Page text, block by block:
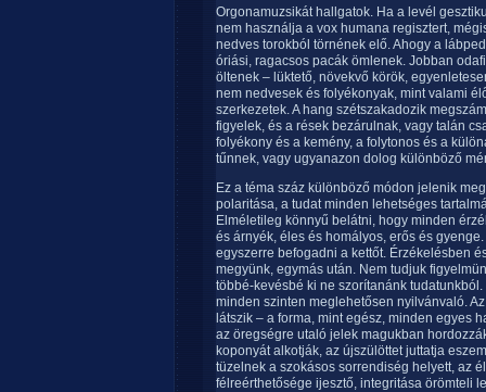
Orgonamuzsikát hallgatok. Ha a levél
nem használja a vox humana regisztert,
nedves torokból törnének elő. Ahogy a
óriási, ragacsos pacák ömlenek. Jobban
öltenek – lüktető, növekvő körök,
nem nedvesek és folyékonyak, mint valami
szerkezetek. A hang szétszakadozik
figyelek, és a rések bezárulnak, vagy talán
folyékony és a kemény, a folytonos és a
tűnnek, vagy ugyanazon dolog különböző
Ez a téma száz különböző módon jelenik
polaritása, a tudat minden lehetséges
Elméletileg könnyű belátni, hogy minden
és árnyék, éles és homályos, erős és
egyszerre befogadni a kettőt. Érzékelésben
megyünk, egymás után. Nem tudjuk
többé-kevésbé ki ne szorítanánk
minden szinten meglehetősen nyilvánvaló.
látszik – a forma, mint egész, minden egyes
az öregségre utaló jelek magukban
koponyát alkotják, az újszülöttet juttatja
tüzelnek a szokásos sorrendiség helyett, az
félreérthetősége ijesztő, integritása örömteli